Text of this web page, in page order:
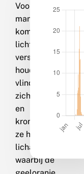
Vooral de
mannetjes
komen op
licht. Bij
verstoring
houden de
vlinders
zich dood
en
krommen
ze hun
lichaam,
waarbij de